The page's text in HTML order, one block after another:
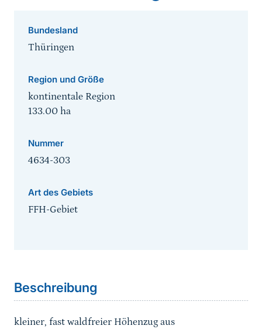
Bundesland
Thüringen
Region und Größe
kontinentale Region
133.00 ha
Nummer
4634-303
Art des Gebiets
FFH-Gebiet
Beschreibung
kleiner, fast waldfreier Höhenzug aus